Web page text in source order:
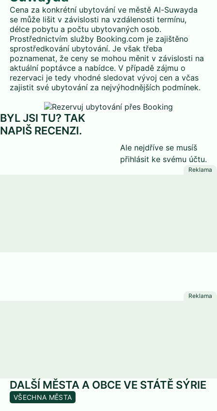
Cena za konkrétní ubytování ve městě Al-Suwayda
se může lišit v závislosti na vzdálenosti termínu,
délce pobytu a počtu ubytovaných osob.
Prostřednictvím služby Booking.com je zajištěno
sprostředkování ubytování. Je však třeba
poznamenat, že ceny se mohou měnit v závislosti na
aktuální poptávce a nabídce. V případě zájmu o
rezervaci je tedy vhodné sledovat vývoj cen a včas
zajistit své ubytování za nejvýhodnějších podmínek.
BYL JSI TU? TAK
NAPIŠ RECENZI.
Ale nejdříve se musíš
přihlásit ke svému účtu.
DALŠÍ MĚSTA A OBCE VE STÁTĚ SÝRIE
VŠECHNA MĚSTA